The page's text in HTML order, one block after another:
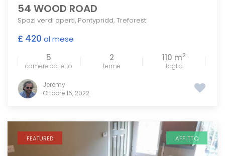
54 WOOD ROAD
Spazi verdi aperti, Pontypridd, Treforest
£ 420 al mese
5
camere da letto
2
terme
110 m2
taglia
Jeremy
Ottobre 16, 2022
FEATURED AFFITTO